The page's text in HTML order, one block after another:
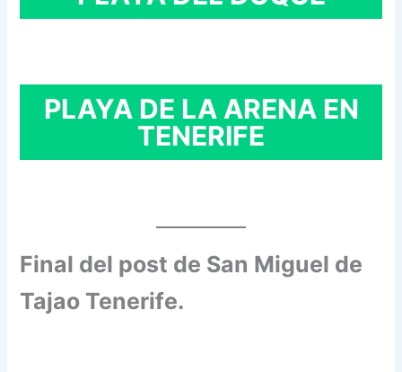
PLAYA DE LA ARENA EN
TENERIFE
Final del post de San Miguel de
Tajao Tenerife.